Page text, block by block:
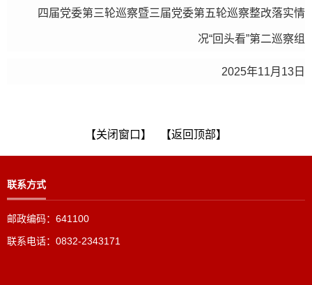
四届党委第三轮巡察暨三届党委第五轮巡察整改落实情
况“回头看”第二巡察组
2025年11月13日
【关闭窗口】 【返回顶部】
联系方式
邮政编码：641100
联系电话：0832-2343171